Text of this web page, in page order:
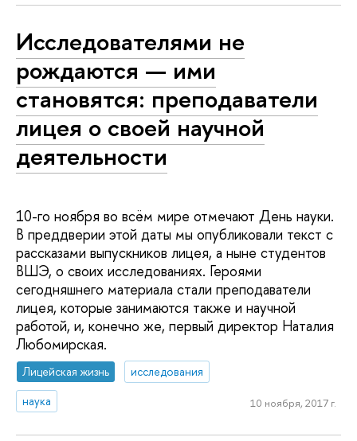
Исследователями не
рождаются — ими
становятся: преподаватели
лицея о своей научной
деятельности
10-го ноября во всём мире отмечают День науки.
В преддверии этой даты мы опубликовали текст с
рассказами выпускников лицея, а ныне студентов
ВШЭ, о своих исследованиях. Героями
сегодняшнего материала стали преподаватели
лицея, которые занимаются также и научной
работой, и, конечно же, первый директор Наталия
Любомирская.
Лицейская жизнь
исследования
наука
10 ноября, 2017 г.